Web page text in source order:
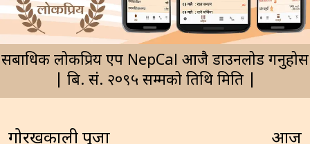
सर्बाधिक लोकप्रिय एप NepCal आजै डाउनलोड गर्नुहोस
| बि. सं. २०९५ सम्मको तिथि मिति |
गोरखकाली पूजा
आज